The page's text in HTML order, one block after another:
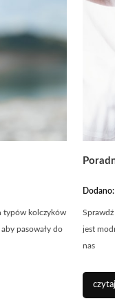
typów kolczyków
pasowały do
jest
nas